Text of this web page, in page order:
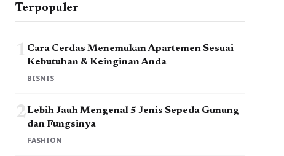
Terpopuler
1 Cara Cerdas Menemukan Apartemen Sesuai
Kebutuhan & Keinginan Anda
BISNIS
2Lebih Jauh Mengenal 5 Jenis Sepeda Gunung
dan Fungsinya
FASHION